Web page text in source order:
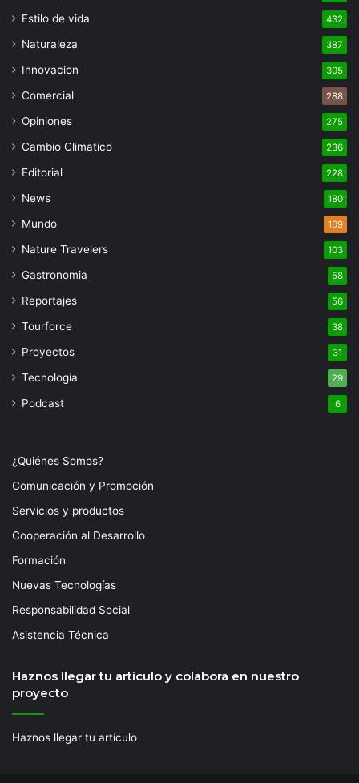
Estilo de vida 432
Naturaleza 387
Innovacion 305
Comercial 288
Opiniones 275
Cambio Climatico 236
Editorial 228
News 180
Mundo 109
Nature Travelers 103
Gastronomia 58
Reportajes 56
Tourforce 38
Proyectos 31
Tecnología 29
Podcast 6
¿Quiénes Somos?
Comunicación y Promoción
Servicios y productos
Cooperación al Desarrollo
Formación
Nuevas Tecnologías
Responsabilidad Social
Asistencia Técnica
Haznos llegar tu artículo y colabora en nuestro
proyecto
Haznos llegar tu artículo